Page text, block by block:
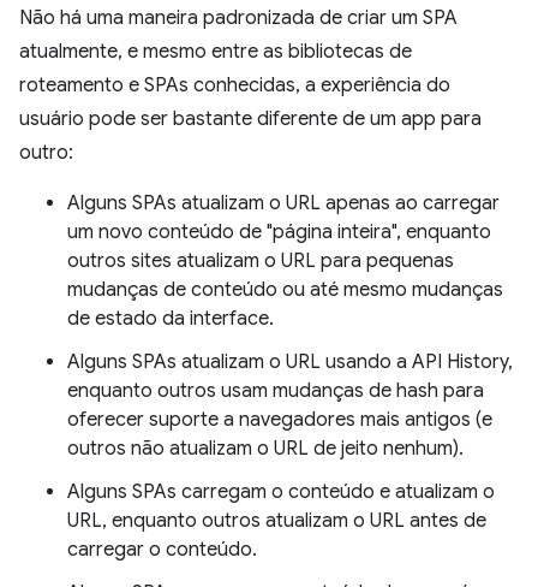
Não há uma maneira padronizada de criar um SPA
atualmente, e mesmo entre as bibliotecas de
roteamento e SPAs conhecidas, a experiência do
usuário pode ser bastante diferente de um app para
outro:
Alguns SPAs atualizam o URL apenas ao carregar
um novo conteúdo de "página inteira", enquanto
outros sites atualizam o URL para pequenas
mudanças de conteúdo ou até mesmo mudanças
de estado da interface.
Alguns SPAs atualizam o URL usando a API History,
enquanto outros usam mudanças de hash para
oferecer suporte a navegadores mais antigos (e
outros não atualizam o URL de jeito nenhum).
Alguns SPAs carregam o conteúdo e atualizam o
URL, enquanto outros atualizam o URL antes de
carregar o conteúdo.